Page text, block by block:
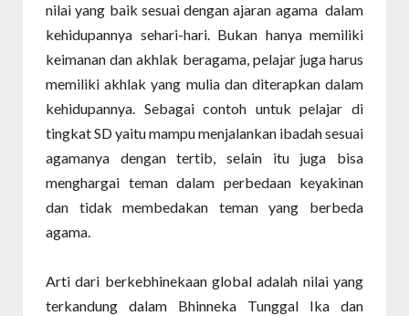
nilai yang baik sesuai dengan ajaran agama dalam
kehidupannya sehari-hari. Bukan hanya memiliki
keimanan dan akhlak beragama, pelajar juga harus
memiliki akhlak yang mulia dan diterapkan dalam
kehidupannya. Sebagai contoh untuk pelajar di
tingkat SD yaitu mampu menjalankan ibadah sesuai
agamanya dengan tertib, selain itu juga bisa
menghargai teman dalam perbedaan keyakinan
dan tidak membedakan teman yang berbeda
agama.
Arti dari berkebhinekaan global adalah nilai yang
terkandung dalam Bhinneka Tunggal Ika dan